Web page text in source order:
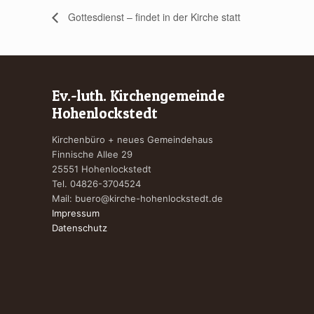
Gottesdienst – findet in der Kirche statt
Ev.-luth. Kirchengemeinde
Hohenlockstedt
Kirchenbüro + neues Gemeindehaus
Finnische Allee 29
25551 Hohenlockstedt
Tel. 04826-3704524
Mail: buero@kirche-hohenlockstedt.de
Impressum
Datenschutz